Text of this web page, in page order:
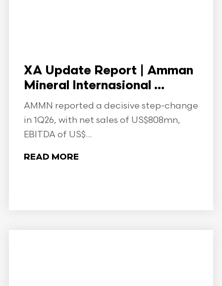
XA Update Report | Amman
Mineral Internasional ...
AMMN reported a decisive step-change
in 1Q26, with net sales of US$808mn,
EBITDA of US$...
READ MORE